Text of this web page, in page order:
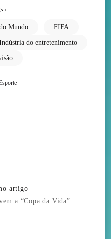
:
Mundo FIFA
Indústria do entretenimento
artigo
a “Copa da Vida”